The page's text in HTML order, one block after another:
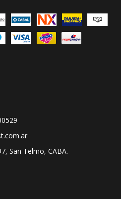
San Telmo, CABA.